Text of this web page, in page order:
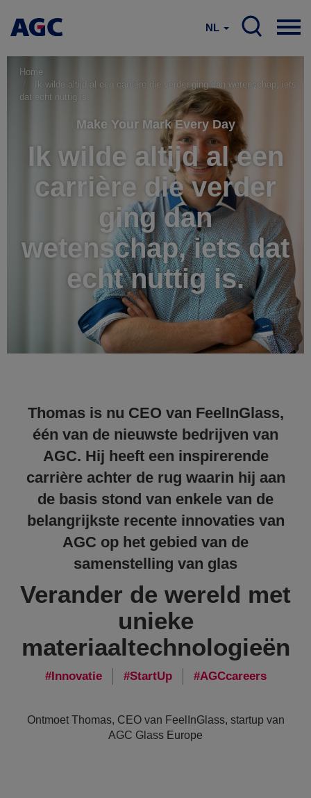
NL
Home
Ik wilde altijd al een carrière die verder ging dan wetenschap, iets
dat echt nuttig is.
Make Your Mark Every Day
Ik wilde altijd al een
carrière die verder
ging dan
wetenschap, iets dat
echt nuttig is.
Thomas is nu CEO van FeelInGlass,
één van de nieuwste bedrijven van
AGC. Hij heeft een inspirerende
carrière achter de rug waarin hij aan
de basis stond van enkele van de
belangrijkste recente innovaties van
AGC op het gebied van de
samenstelling van glas
Verander de wereld met
unieke
materiaaltechnologieën
Innovatie StartUp AGCcareers
Ontmoet Thomas, CEO van FeelInGlass, startup van
AGC Glass Europe